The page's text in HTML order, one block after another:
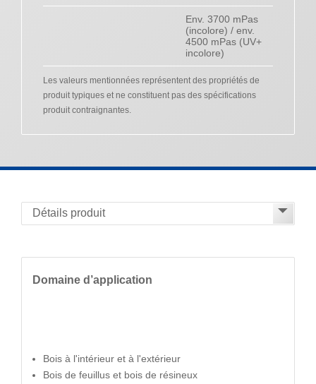
Env. 3700 mPas
(incolore) / env.
4500 mPas (UV+
incolore)
Les valeurs mentionnées représentent des propriétés de
produit typiques et ne constituent pas des spécifications
produit contraignantes.
Domaine d’application
Bois à l'intérieur et à l'extérieur
Bois de feuillus et bois de résineux